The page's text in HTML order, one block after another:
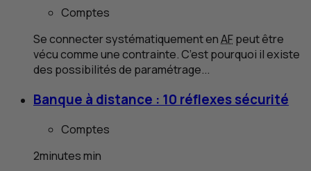
Comptes
Se connecter systématiquement enAFpeut être
vécu comme une contrainte. C’est pourquoi il existe
des possibilités de paramétrage...
Banque à distance : 10 réflexes sécurité
Comptes
2minutesmin